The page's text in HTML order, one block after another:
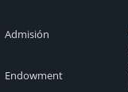
Admisión
Endowment